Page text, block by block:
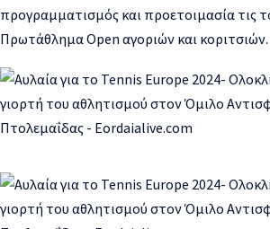
προγραμματισμός και προετοιμασία τις
Πρωτάθλημα Open αγοριών και κοριτσιών.